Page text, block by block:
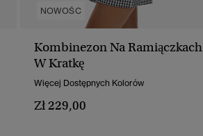
NOWOŚC
Kombinezon Na Ramiączkach
W Kratkę
Więcej Dostępnych Kolorów
Zł 229,00